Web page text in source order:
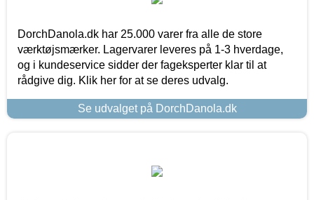
DorchDanola.dk har 25.000 varer fra alle de store
værktøjsmærker. Lagervarer leveres på 1-3 hverdage,
og i kundeservice sidder der fageksperter klar til at
rådgive dig. Klik her for at se deres udvalg.
Se udvalget på DorchDanola.dk